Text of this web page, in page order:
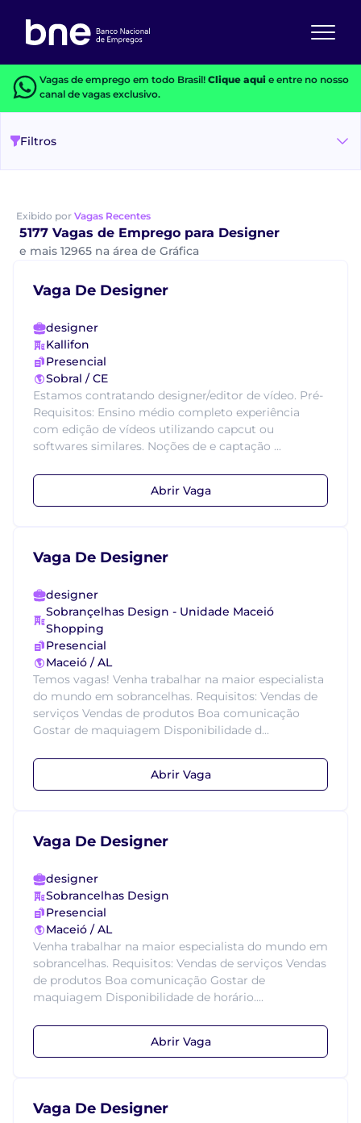
Vagas de emprego em todo Brasil! Clique aquie entre no nosso
canal de vagas exclusivo.
Filtros
Exibido por Vagas Recentes
5177 Vagas de Emprego para Designer
e mais 12965 na área de Gráfica
Vaga De Designer
designer
Kallifon
Presencial
Sobral / CE
Estamos contratando designer/editor de vídeo. Pré-
Requisitos: Ensino médio completo experiência
com edição de vídeos utilizando capcut ou
softwares similares. Noções de e captação ...
Abrir Vaga
Vaga De Designer
designer
Sobrançelhas Design - Unidade Maceió
Shopping
Presencial
Maceió / AL
Temos vagas! Venha trabalhar na maior especialista
do mundo em sobrancelhas. Requisitos: Vendas de
serviços Vendas de produtos Boa comunicação
Gostar de maquiagem Disponibilidade d...
Abrir Vaga
Vaga De Designer
designer
Sobrancelhas Design
Presencial
Maceió / AL
Venha trabalhar na maior especialista do mundo em
sobrancelhas. Requisitos: Vendas de serviços Vendas
de produtos Boa comunicação Gostar de
maquiagem Disponibilidade de horário....
Abrir Vaga
Vaga De Designer